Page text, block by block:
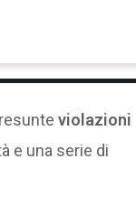
violazioni
e una serie di